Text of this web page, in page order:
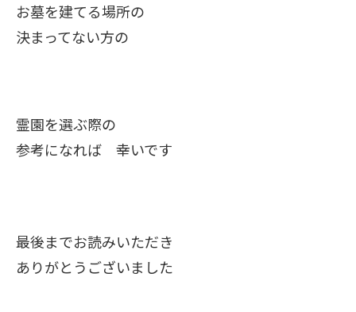
お墓を建てる場所の
決まってない方の
霊園を選ぶ際の
参考になれば 幸いです
最後までお読みいただき
ありがとうございました